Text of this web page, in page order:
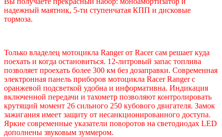
надежный маятник, 5-ти ступенчатая КПП и дисковые
тормоза.
Только владелец мотоцикла Ranger от Racer сам решает куда
поехать и когда остановиться. 12-литровый запас топлива
позволяет проехать более 300 км без дозаправки. Современная
электронная панель приборов мотоцикла Racer Ranger с
оранжевой подсветкой удобна и информативна. Индикация
включенной передачи и тахометр позволяют контролировать
крутящий момент 26 сильного 250 кубового двигателя. Замок
зажигания имеет защиту от несанкционированного доступа.
Яркие современные указатели поворотов на светодиодах LED
дополнены звуковым зуммером.